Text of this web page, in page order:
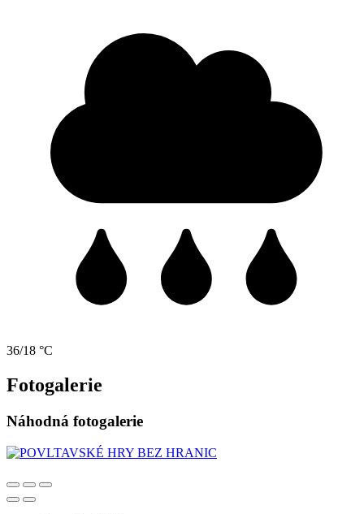
36/18 °C
Fotogalerie
Náhodná fotogalerie